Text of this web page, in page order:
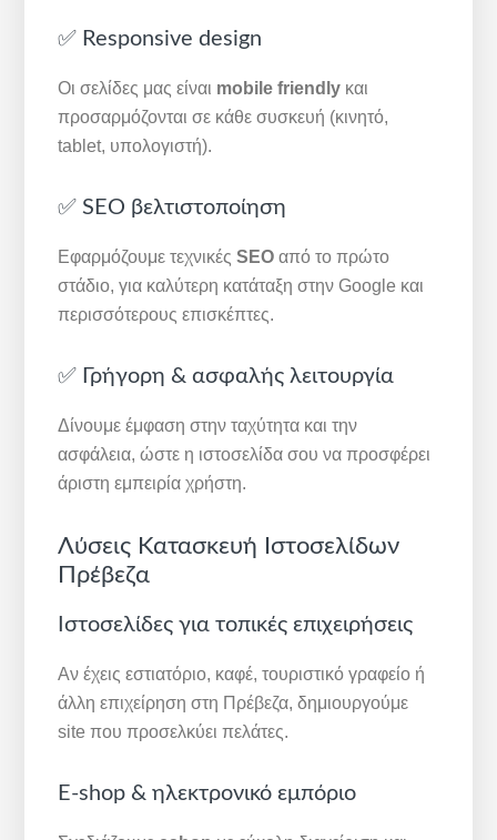
✅ Responsive design
Οι σελίδες μας είναι mobile friendly και
προσαρμόζονται σε κάθε συσκευή (κινητό,
tablet, υπολογιστή).
✅ SEO βελτιστοποίηση
Εφαρμόζουμε τεχνικέςSEO από το πρώτο
στάδιο, για καλύτερη κατάταξη στην Google και
περισσότερους επισκέπτες.
✅ Γρήγορη & ασφαλής λειτουργία
Δίνουμε έμφαση στην ταχύτητα και την
ασφάλεια, ώστε η ιστοσελίδα σου να προσφέρει
άριστη εμπειρία χρήστη.
Λύσεις Κατασκευή Ιστοσελίδων
Πρέβεζα
Ιστοσελίδες για τοπικές επιχειρήσεις
Αν έχεις εστιατόριο, καφέ, τουριστικό γραφείο ή
άλλη επιχείρηση στη Πρέβεζα, δημιουργούμε
site που προσελκύει πελάτες.
E-shop & ηλεκτρονικό εμπόριο